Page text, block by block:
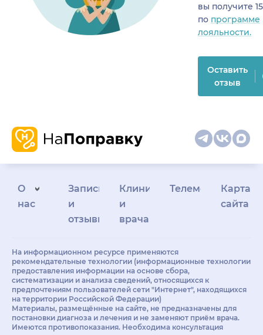
вы получите
по программе
лояльности.
Оставить
отзыв
О
нас
Запись
и
отзывы
Клиникам
и
врачам
Телемедицина
Карта
сайта
На информационном ресурсе применяются
рекомендательные технологии (информационные технологии
предоставления информации на основе сбора,
систематизации и анализа сведений, относящихся к
предпочтениям пользователей сети "Интернет", находящихся
на территории Российской Федерации)
Материалы, размещённые на сайте, не предназначены для
постановки диагноза и лечения и не заменяют приём врача.
Имеются противопоказания. Необходима консультация